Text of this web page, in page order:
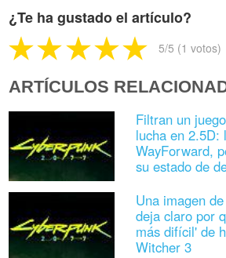
¿Te ha gustado el artículo?
5/5 (1 votos)
ARTÍCULOS
Filtran un
lucha en 2.5D:
WayForward,
su estado de
Una imagen
deja claro por
más difícil' de
Witcher 3